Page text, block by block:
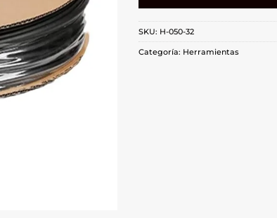
SKU: H-050-32
Categoría: Herramientas